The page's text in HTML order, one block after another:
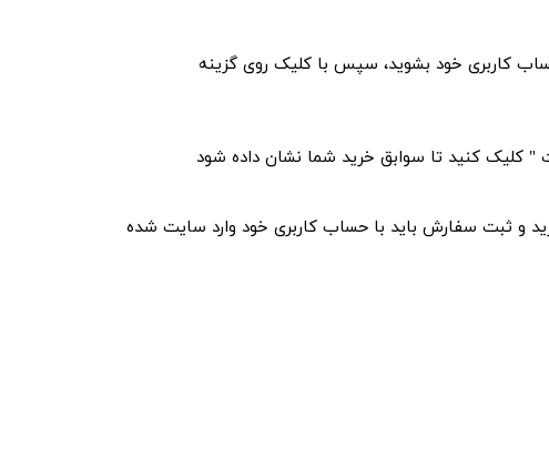
حساب کاربری خود بشوید، سپس با کلیک روی گزینه
" کلیک کنید تا سوابق خرید شما نشان داده ‏شود
و ثبت سفارش باید با حساب کاربری خود وارد سایت شده